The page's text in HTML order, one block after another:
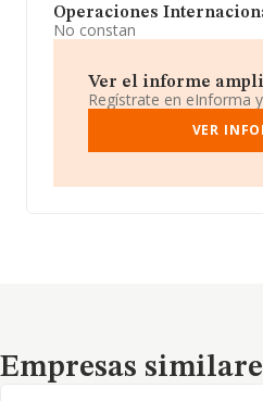
Operaciones
No constan
Ver el informe
Regístrate en eInforma
VER
Empresas similares
Empresas